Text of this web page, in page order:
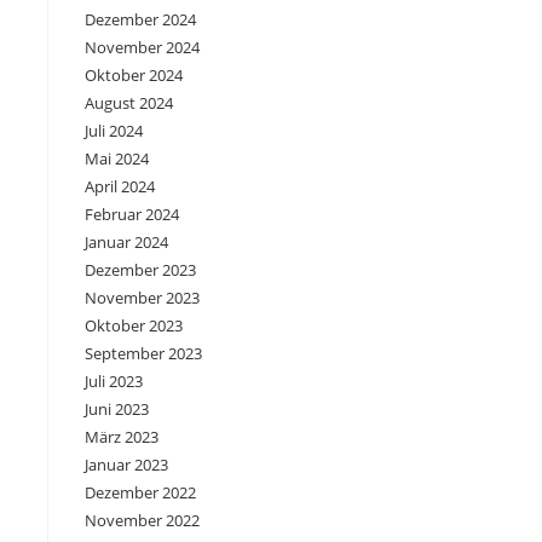
Dezember 2024
November 2024
Oktober 2024
August 2024
Juli 2024
Mai 2024
April 2024
Februar 2024
Januar 2024
Dezember 2023
November 2023
Oktober 2023
September 2023
Juli 2023
Juni 2023
März 2023
Januar 2023
Dezember 2022
November 2022